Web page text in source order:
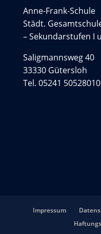
Anne-Frank-Schule
Städt.
– Sekundarstufen I
Saligmannsweg 40
33330 Gütersloh
Tel. 05241 50528010
Impressum